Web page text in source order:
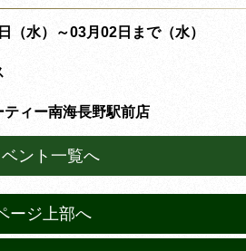
（水）～03月02日まで（水）
ィー南海長野駅前店
ベント一覧へ
ージ上部へ